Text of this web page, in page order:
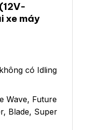
xe máy
có Idling
Wave, Future
Blade, Super